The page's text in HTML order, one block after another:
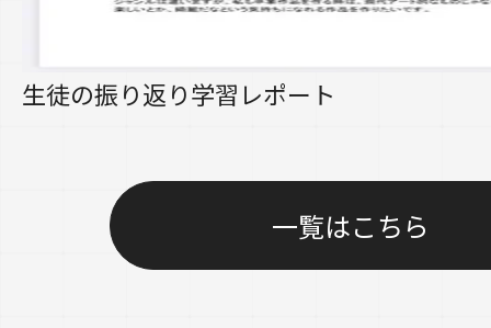
生徒の振り返り学習レポート
一覧はこちら